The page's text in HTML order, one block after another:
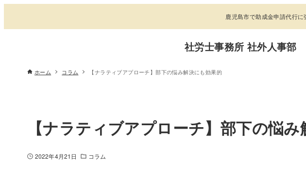
鹿児島市で助成金申請代行
社労士事務所 社外人事部
ホーム コラム 【ナラティブアプローチ】部下の悩み解決にも効果的
【ナラティブアプローチ】部下の悩
2022年4月21日 コラム